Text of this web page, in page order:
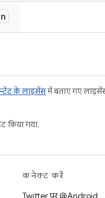
के लाइसेंसमें बताए गए
किया गया.
कनेक्ट करें
Twitter पर @Android